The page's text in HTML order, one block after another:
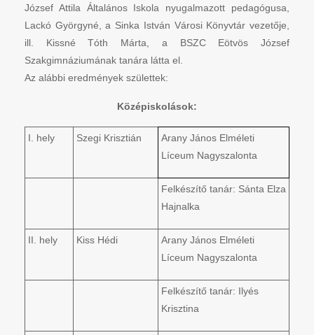
József Attila Általános Iskola nyugalmazott pedagógusa,
Lackó Györgyné, a Sinka István Városi Könyvtár vezetője,
ill. Kissné Tóth Márta, a BSZC Eötvös József
Szakgimnáziumának tanára látta el.
Az alábbi eredmények születtek:
Középiskolások:
I. hely Szegi Krisztián
Arany János Elméleti
Líceum Nagyszalonta
Felkészítő tanár: Sánta Elza
Hajnalka
II. hely Kiss Hédi
Arany János Elméleti
Líceum Nagyszalonta
Felkészítő tanár: Ilyés
Krisztina